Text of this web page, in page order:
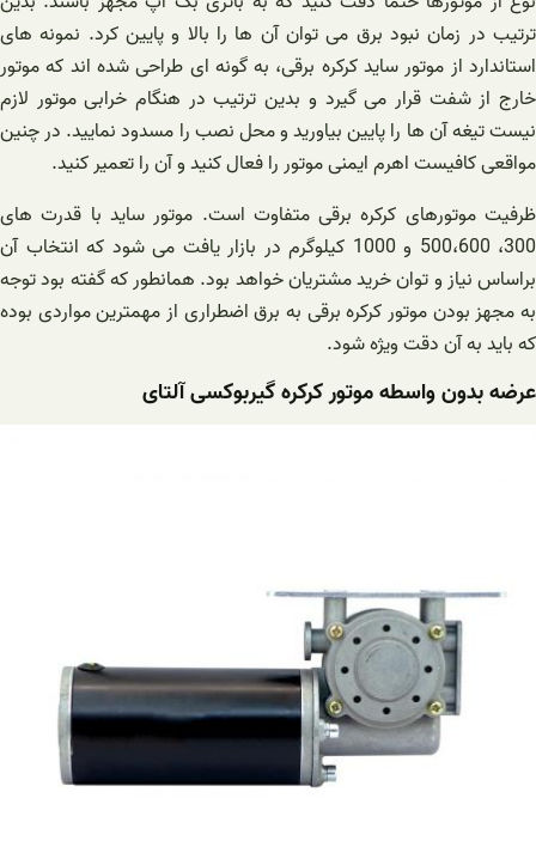
ترتیب در زمان نبود برق می توان آن ها را بالا و پایین کرد. نمونه های
استاندارد از موتور ساید کرکره برقی، به گونه ای طراحی شده اند که موتور
خارج از شفت قرار می گیرد و بدین ترتیب در هنگام خرابی موتور لازم
نیست تیغه آن ها را پایین بیاورید و محل نصب را مسدود نمایید. در چنین
مواقعی کافیست اهرم ایمنی موتور را فعال کنید و آن را تعمیر کنید.
ظرفیت موتورهای کرکره برقی متفاوت است. موتور ساید با قدرت های
300، 500،600 و 1000 کیلوگرم در بازار یافت می شود که انتخاب آن
براساس نیاز و توان خرید مشتریان خواهد بود. همانطور که گفته بود توجه
به مجهز بودن موتور کرکره برقی به برق اضطراری از مهمترین مواردی بوده
که باید به آن دقت ویژه شود.
عرضه بدون واسطه موتور کرکره گیربوکسی آلتای